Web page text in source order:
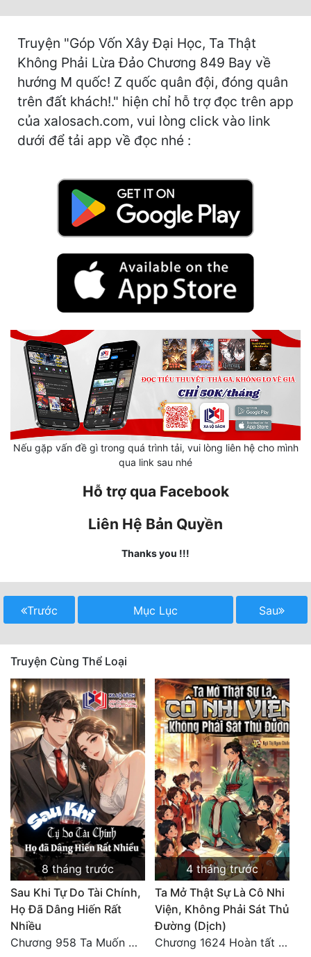
Hệ Thống
Học Đường
Khoa Huyễn Không Gian
Lịch Sử
Mưu Mô
Mạt Thế
Mỹ Thực
Ngôn Tình
Phương Tây
Phản Phái
Quân Sự
Sảng Văn
Sắc
Sủng
Thanh Xuân
Tiên Hiệp
Tiểu Thuyết
Trinh Thám
Triều Đấu
Trùng Sinh
Trọng Sinh
Truyện "Góp Vốn Xây Đại Học, Ta Thật
Không Phải Lừa Đảo Chương 849 Bay về
hướng M quốc! Z quốc quân đội, đóng quân
trên đất khách!." hiện chỉ hỗ trợ đọc trên app
của xalosach.com, vui lòng click vào link
dưới để tải app về đọc nhé :
Nếu gặp vấn đề gì trong quá trình tải, vui lòng liên hệ cho mình
qua link sau nhé
Hỗ trợ qua Facebook
Liên Hệ Bản Quyền
Thanks you !!!
Trước Mục Lục Sau
Truyện Cùng Thể Loại
8 tháng trước
Sau Khi Tự Do Tài Chính,
Họ Đã Dâng Hiến Rất
Nhiều
Chương 958 Ta Muốn Cùng Các Cô Vĩnh Viễn Ở Bên Nhau (2) Hết
4 tháng trước
Ta Mở Thật Sự Là Cô Nhi
Viện, Không Phải Sát Thủ
Đường (Dịch)
Chương 1624 Hoàn tất cảm nghĩ (2)